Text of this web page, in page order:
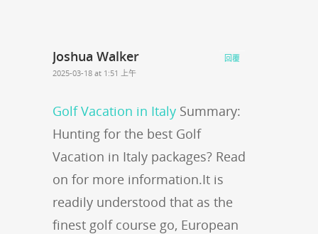
Joshua Walker
2025-03-18 at 1:51 上午
Golf Vacation in Italy Summary:
Hunting for the best Golf
Vacation in Italy packages? Read
on for more information.It is
readily understood that as the
finest golf course go, European
回覆